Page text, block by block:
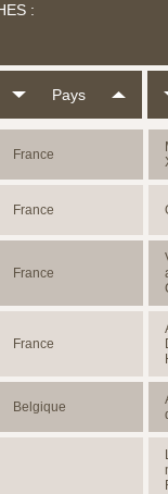
:
Pays
France
France
France
France
Belgique